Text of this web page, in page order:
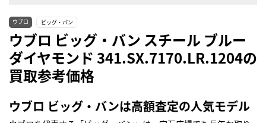
ウブロ ビッグ・バン
ウブロ ビッグ・バン スチール ブルー
ダイヤモンド 341.SX.7170.LR.1204の
買取参考価格
ウブロ ビッグ・バンは高額査定の人気モデル